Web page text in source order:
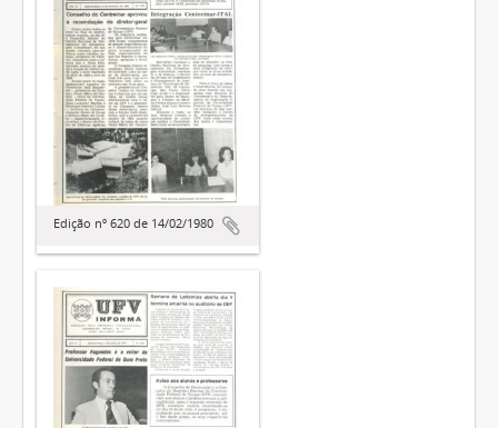
Edição nº 620 de 14/02/1980